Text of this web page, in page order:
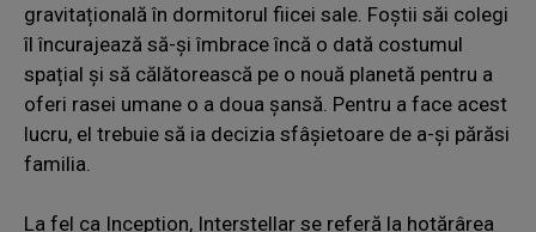
gravitațională în dormitorul fiicei sale. Foștii săi colegi
îl încurajează să-și îmbrace încă o dată costumul
spațial și să călătorească pe o nouă planetă pentru a
oferi rasei umane o a doua șansă. Pentru a face acest
lucru, el trebuie să ia decizia sfâșietoare de a-și părăsi
familia.
La fel ca Inception, Interstellar se referă la hotărârea